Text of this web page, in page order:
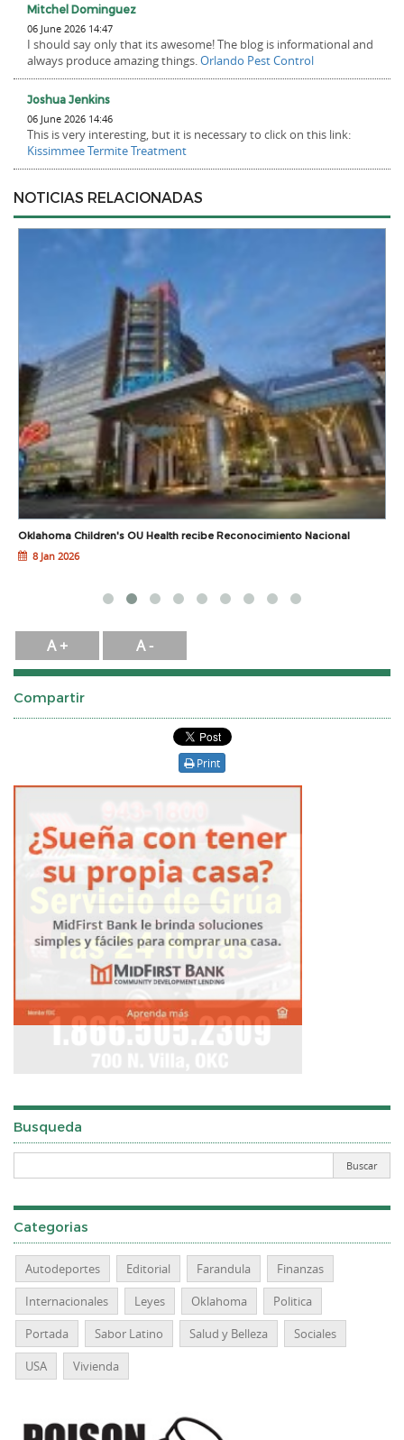
Mitchel Dominguez
06 June 2026 14:47
I should say only that its awesome! The blog is informational and
always produce amazing things.Orlando Pest Control
Joshua Jenkins
06 June 2026 14:46
This is very interesting, but it is necessary to click on this link:
Kissimmee Termite Treatment
NOTICIAS RELACIONADAS
Oklahoma Children's OU Health recibe Reconocimiento Nacional
8 Jan 2026
A + A -
Compartir
Print
Busqueda
Categorias
Autodeportes Editorial Farandula
Finanzas
Internacionales
Leyes Oklahoma
Politica
Portada
Sabor Latino Salud y Belleza
Sociales
USA
Vivienda